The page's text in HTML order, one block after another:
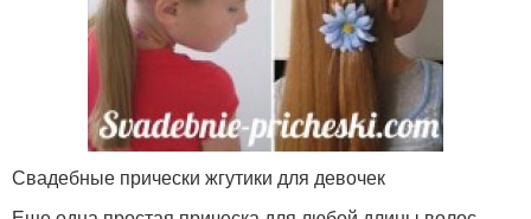
Свадебные прически жгутики для девочек